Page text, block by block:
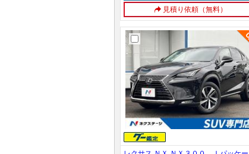
見積り依頼（無料）